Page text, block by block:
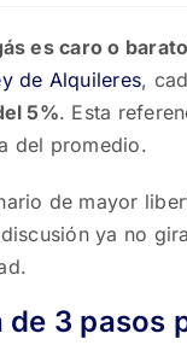
es caro o
de Alquileres,
5%. Esta
del promedio.
de mayor
ya no
de 3 pasos